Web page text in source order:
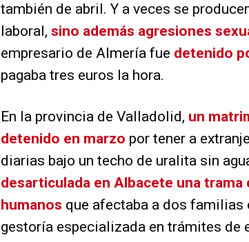
también de abril. Y a veces se
laboral, sino además agresiones
empresario de Almería fue detenido
pagaba tres euros la hora.
En la provincia de Valladolid, un
detenido en marzo por tener a
diarias bajo un techo de uralita sin
desarticulada en Albacete una trama
humanos que afectaba a dos familias
gestoría especializada en trámites de